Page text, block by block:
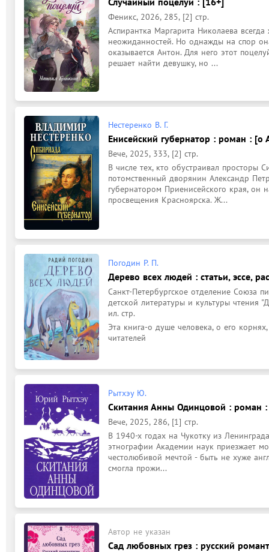
Феникс, 2026, 285, [2] стр.
Аспирантка Маргарита Николаева
неожиданностей. Но однажды на спор
оказывается Антон. Для него этот
решает найти девушку, но ...
Нестеренко В. Г.
Енисейский губернатор : роман : [о
Вече, 2025, 333, [2] стр.
В числе тех, кто обустраивал просторы
потомственный дворянин Александр
губернатором Приенисейского края, он
просвещения Красноярска. Ж...
Погодин Р. П.
Дерево всех людей : статьи, эссе,
Санкт-Петербургское отделение Союза
детской литературы и культуры чтения
ил. стр.
Эта книга-о душе человека, о его
читателей
Рытхэу Ю.
Скитания Анны Одинцовой : роман :
Вече, 2025, 286, [1] стр.
В 1940-х годах на Чукотку из
этнографии Академии наук приезжает
честолюбивой мечтой - быть не хуже
смогла прожи...
Автор не указан
Сад любовных грез : русский